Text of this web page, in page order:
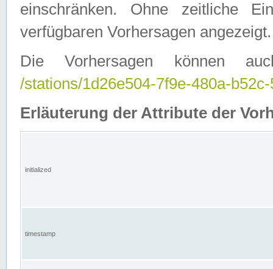
einschränken. Ohne zeitliche
verfügbaren Vorhersagen angezeigt.
Die Vorhersagen können
/stations/1d26e504-7f9e-480a-
Erläuterung der Attribute der
initialized
timestamp